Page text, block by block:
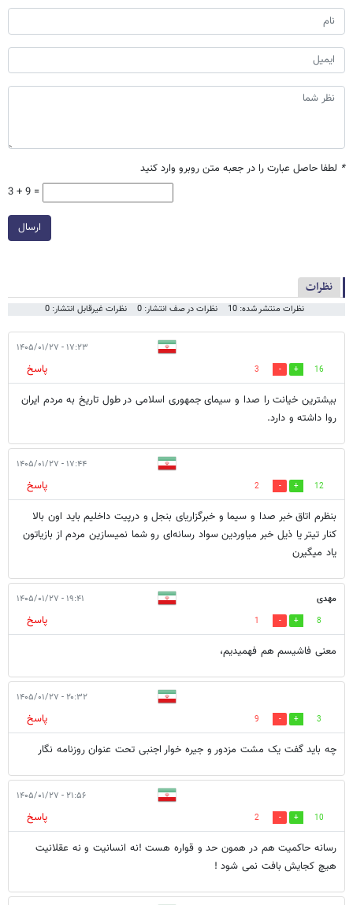
* لطفا حاصل عبارت را در جعبه متن روبرو وارد کنید
3 + 9 =
ارسال
نظرات
نظرات منتشر شده: 10 نظرات در صف انتشار: 0 نظرات غیرقابل انتشار: 0
۱۷:۲۳ - ۱۴۰۵/۰۱/۲۷
16
3
پاسخ
بیشترین خیانت را صدا و سیمای جمهوری اسلامی در طول تاریخ به مردم ایران
روا داشته و دارد.
۱۷:۴۴ - ۱۴۰۵/۰۱/۲۷
12
2
پاسخ
بنظرم اتاق خبر صدا و سیما و خبرگزاریای بنجل و درپیت داخلیم باید اون بالا
کنار تیتر یا ذیل خبر میاوردین سواد رسانه‌ای رو شما نمیسازین مردم از بازیاتون
یاد میگیرن
مهدی ۱۹:۴۱ - ۱۴۰۵/۰۱/۲۷
8
1
پاسخ
معنی فاشیسم هم فهمیدیم،
۲۰:۳۲ - ۱۴۰۵/۰۱/۲۷
3
9
پاسخ
چه باید گفت یک مشت مزدور و جیره خوار اجنبی تحت عنوان روزنامه نگار
۲۱:۵۶ - ۱۴۰۵/۰۱/۲۷
10
2
پاسخ
رسانه حاکمیت هم در همون حد و قواره هست !نه انسانیت و نه عقلانیت
هیچ کجایش بافت نمی شود !